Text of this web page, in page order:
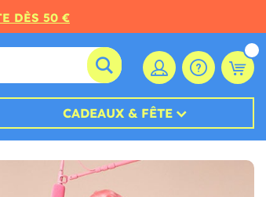
DÈS 50 €
CADEAUX & FÊTE